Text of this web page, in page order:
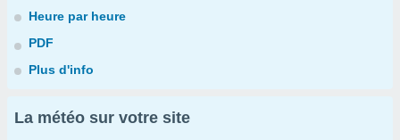
Heure par heure
PDF
Plus d'info
La météo sur votre site